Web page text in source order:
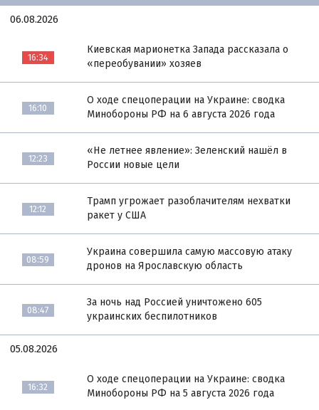
06.08.2026
16:34
Киевская марионетка Запада рассказала о
«переобувании» хозяев
16:10
О ходе спецоперации на Украине: сводка
Минобороны РФ на 6 августа 2026 года
12:23
«Не летнее явление»: Зеленский нашёл в
России новые цели
12:12
Трамп угрожает разоблачителям нехватки
ракет у США
08:59
Украина совершила самую массовую атаку
дронов на Ярославскую область
08:47
За ночь над Россией уничтожено 605
украинских беспилотников
05.08.2026
16:32
О ходе спецоперации на Украине: сводка
Минобороны РФ на 5 августа 2026 года